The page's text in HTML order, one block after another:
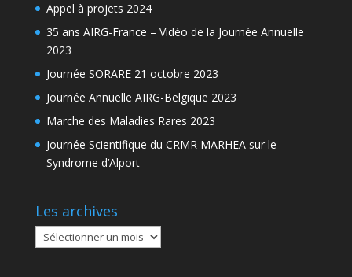
Appel à projets 2024
35 ans AIRG-France – Vidéo de la Journée Annuelle
2023
Journée SORARE 21 octobre 2023
Journée Annuelle AIRG-Belgique 2023
Marche des Maladies Rares 2023
Journée Scientifique du CRMR MARHEA sur le
Syndrome d’Alport
Les archives
Les
archives